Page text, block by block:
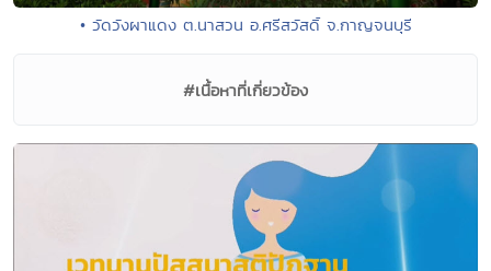
• วัดวังผาแดง ต.นาสวน อ.ศรีสวัสดิ์ จ.กาญจนบุรี
#เนื้อหาที่เกี่ยวข้อง